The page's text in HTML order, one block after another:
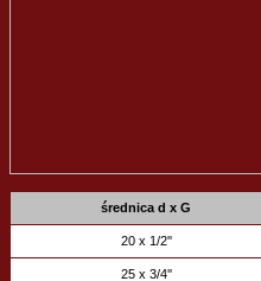
średnica d x G
20 x 1/2''
25 x 3/4''